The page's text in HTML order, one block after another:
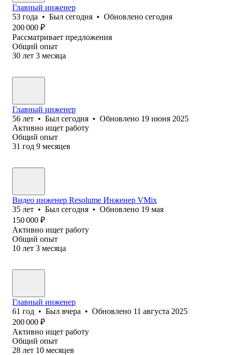
Главный инженер
53 года • Был сегодня • Обновлено сегодня
200 000 ₽
Рассматривает предложения
Общий опыт
30 лет 3 месяца
Главный инженер
56 лет • Был сегодня • Обновлено 19 июня 2025
Активно ищет работу
Общий опыт
31 год 9 месяцев
Видео инженер Resolume Инженер VMix
35 лет • Был сегодня • Обновлено 19 мая
150 000 ₽
Активно ищет работу
Общий опыт
10 лет 3 месяца
Главный инженер
61 год • Был вчера • Обновлено 11 августа 2025
200 000 ₽
Активно ищет работу
Общий опыт
28 лет 10 месяцев